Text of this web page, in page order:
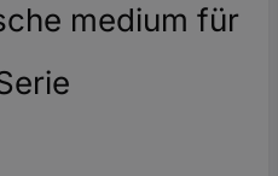
medium für